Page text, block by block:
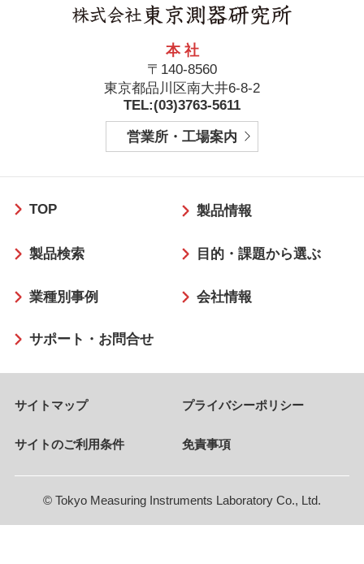
本 社
〒140-8560
東京都品川区南大井6-8-2
TEL:(03)3763-5611
営業所・工場案内
ッ
ー
TOP 製品情報
製品検索 目的・課題から選ぶ
業種別事例 会社情報
サポート・お問合せ
サイトマップ プライバシーポリシー
サイトのご利用条件 免責事項
© Tokyo Measuring Instruments Laboratory Co., Ltd.